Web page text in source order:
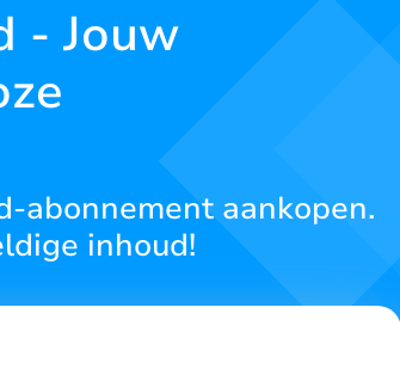
- Jouw
abonnement aankopen.
inhoud!